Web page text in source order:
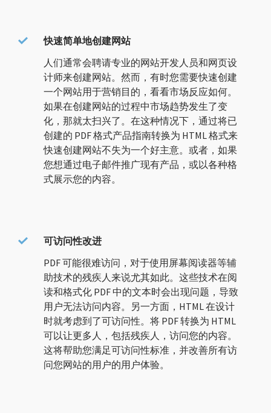
快速简单地创建网站
人们通常会聘请专业的网站开发人员和网页设
计师来创建网站。然而，有时您需要快速创建
一个网站用于营销目的，看看市场反应如何。
如果在创建网站的过程中市场趋势发生了变
化，那就太扫兴了。在这种情况下，通过将已
创建的 PDF 格式产品指南转换为 HTML 格式来
快速创建网站不失为一个好主意。或者，如果
您想通过电子邮件推广现有产品，或以各种格
式展示您的内容。
可访问性改进
PDF 可能很难访问，对于使用屏幕阅读器等辅
助技术的残疾人来说尤其如此。这些技术在阅
读和格式化 PDF 中的文本时会出现问题，导致
用户无法访问内容。另一方面，HTML 在设计
时就考虑到了可访问性。将 PDF 转换为 HTML
可以让更多人，包括残疾人，访问您的内容。
这将帮助您满足可访问性标准，并改善所有访
问您网站的用户的用户体验。